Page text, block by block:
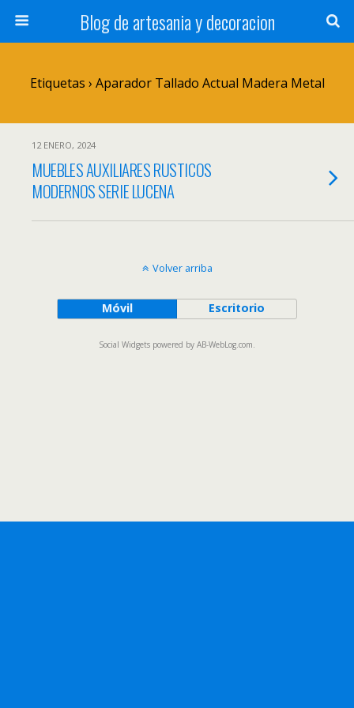
Blog de artesania y decoracion
Etiquetas › Aparador Tallado Actual Madera Metal
12 ENERO, 2024
MUEBLES AUXILIARES RUSTICOS
MODERNOS SERIE LUCENA
Volver arriba
Móvil Escritorio
Social Widgets powered by AB-WebLog.com.